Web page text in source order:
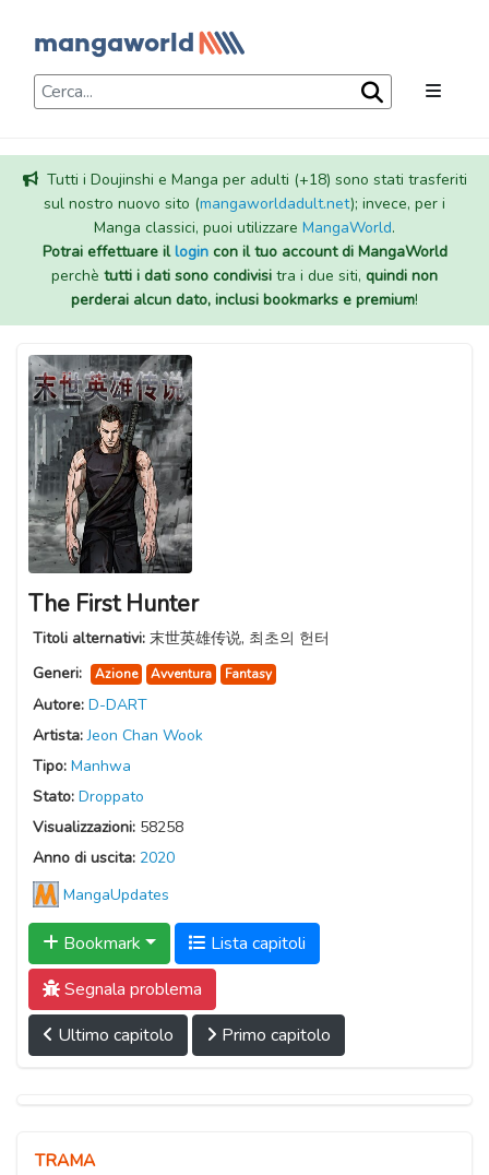
Tutti i Doujinshi e Manga per adulti (+18) sono stati trasferiti
sul nostro nuovo sito (mangaworldadult.net); invece, per i
Manga classici, puoi utilizzare MangaWorld.
Potrai effettuare illogincon il tuo account di MangaWorld
perchè tutti i dati sono condivisi tra i due siti, quindi non
perderai alcun dato, inclusi bookmarks e premium!
The First Hunter
Titoli alternativi: 末世英雄传说, 최초의 헌터
Generi:
Azione Avventura Fantasy
Autore: D-DART
Artista:Jeon Chan Wook
Tipo: Manhwa
Stato: Droppato
Visualizzazioni: 58258
Anno di uscita: 2020
MangaUpdates
Bookmark
Lista capitoli
Segnala problema
Ultimo capitolo
Primo capitolo
TRAMA